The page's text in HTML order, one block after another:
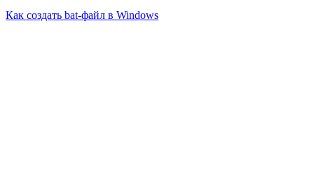
Как создать bat-файл в Windows